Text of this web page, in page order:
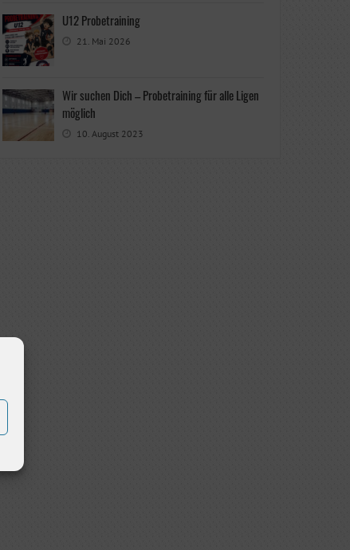
U12 Probetraining
21. Mai 2026
Wir suchen Dich – Probetraining für alle Ligen
möglich
10. August 2023